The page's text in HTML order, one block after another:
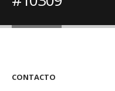
CONTACTO